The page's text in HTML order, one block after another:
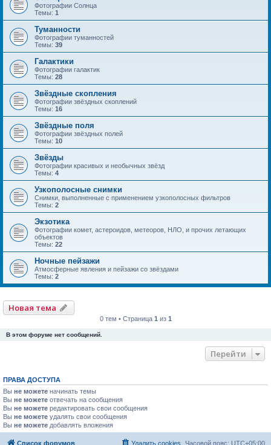
Фотографии Солнца
Темы: 1
Туманности
Фотографии туманностей
Темы: 39
Галактики
Фотографии галактик
Темы: 28
Звёздные скопления
Фотографии звёздных скоплений
Темы: 16
Звёздные поля
Фотографии звёздных полей
Темы: 10
Звёзды
Фотографии красивых и необычных звёзд
Темы: 4
Узкополосные снимки
Снимки, выполненные с применением узкополосных фильтров
Темы: 2
Экзотика
Фотографии комет, астероидов, метеоров, НЛО, и прочих летающих
объектов
Темы: 22
Ночные пейзажи
Атмосферные явления и пейзажи со звёздами
Темы: 2
Новая тема
0 тем • Страница 1 из 1
В этом форуме нет сообщений.
Перейти
ПРАВА ДОСТУПА
Вы не можете начинать темы
Вы не можете отвечать на сообщения
Вы не можете редактировать свои сообщения
Вы не можете удалять свои сообщения
Вы не можете добавлять вложения
Список форумов Часовой пояс: UTC+05:00
Удалить cookies